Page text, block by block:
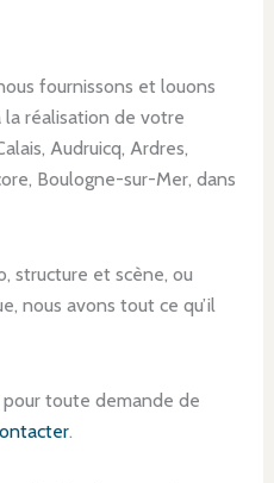
fournissons et louons
réalisation de votre
Audruicq, Ardres,
Boulogne-sur-Mer, dans
structure et scène, ou
nous avons tout ce qu’il
pour toute demande de
.